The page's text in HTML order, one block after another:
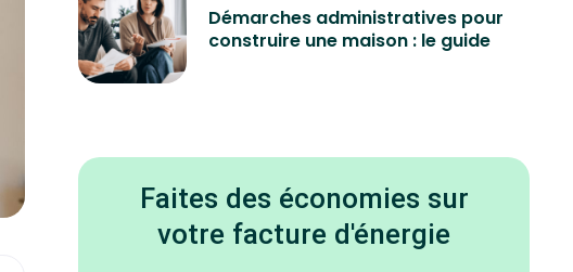
Démarches administratives pour
construire une maison : le guide
Faites des économies sur
votre facture d'énergie